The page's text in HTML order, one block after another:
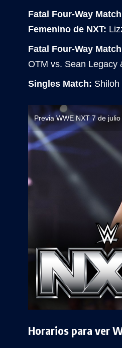
Fatal Four-Way
Femenino de NXT:
Fatal Four-Way
OTM vs. Sean Legacy
Singles Match: Shiloh
Previa WWE NXT 7 de
Horarios para ver